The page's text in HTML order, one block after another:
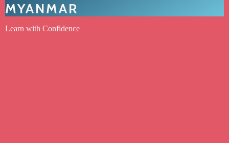
MYANMAR
Learn with Confidence